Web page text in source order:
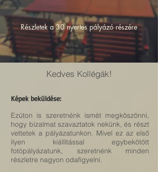
Részletek a 30 nyertes pályázó részére
Kedves Kollégák!
Képek beküldése:
Ezúton is szeretnénk ismét megköszönni,
hogy bizalmat szavaztatok nekünk, és részt
vettetek a pályázatunkon. Mivel ez az első
ilyen kiállítással egybekötött
fotópályázatunk, szeretnénk minden
részletre nagyon odafigyelni.